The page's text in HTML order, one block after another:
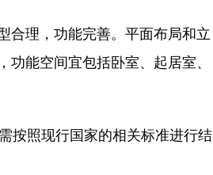
理，功能完善。平面布局和立
能空间宜包括卧室、起居室、
照现行国家的相关标准进行结